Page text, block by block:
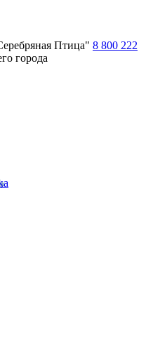
Птица" 8 800 222
города